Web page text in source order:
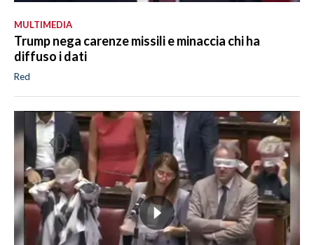
MULTIMEDIA
Trump nega carenze missili e minaccia chi ha
diffuso i dati
Red